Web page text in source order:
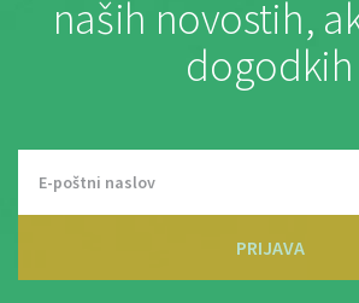
naših novostih,
dogodkih
PRIJAVA